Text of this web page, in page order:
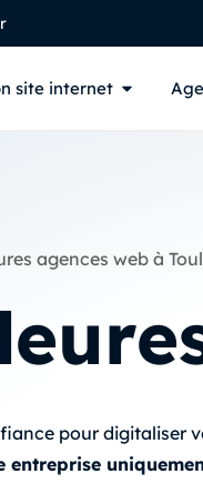
site internet
agences web à
pour digitaliser
entreprise